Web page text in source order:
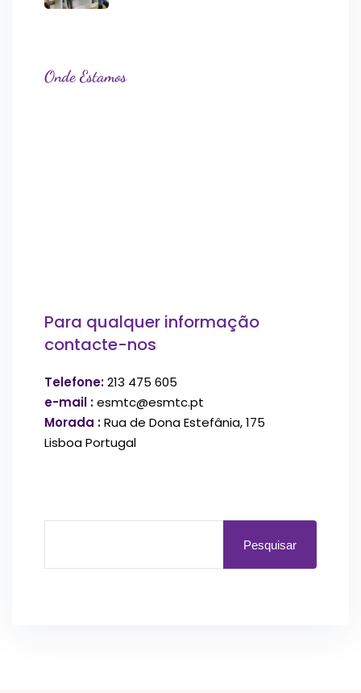
Onde Estamos
Para qualquer informação
contacte-nos
Telefone:213 475 605
e-mail :esmtc@esmtc.pt
Morada :Rua de Dona Estefânia, 175
Lisboa Portugal
Pesquisar